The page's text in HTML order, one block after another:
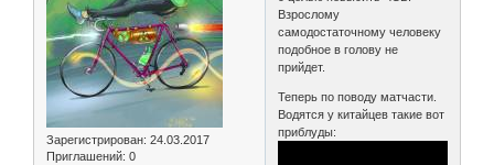
Зарегистрирован: 24.03.2017
Приглашений: 0
Взрослому
самодостаточному человеку
подобное в голову не
прийдет.
Теперь по поводу матчасти.
Водятся у китайцев такие вот
приблуды: